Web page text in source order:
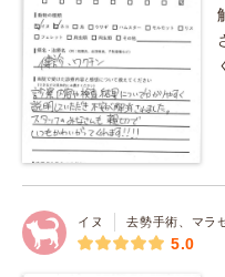
イヌ 去勢手術、マラ
5.0